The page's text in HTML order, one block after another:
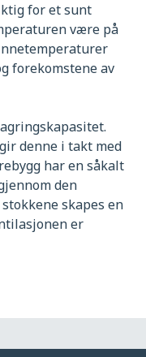
for et sunt
være på
forekomstene av
denne i takt med
har en såkalt
den
skapes en
er